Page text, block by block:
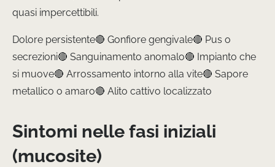
quasi impercettibili.
Dolore persistente🔴 Gonfiore gengivale🔴 Pus o
secrezioni🔴 Sanguinamento anomalo🔴 Impianto che
si muove🔴 Arrossamento intorno alla vite🔴 Sapore
metallico o amaro🔴 Alito cattivo localizzato
Sintomi nelle fasi iniziali
(mucosite)